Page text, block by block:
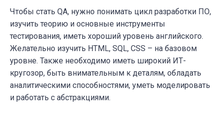
Чтобы стать QA, нужно понимать цикл разработки ПО,
изучить теорию и основные инструменты
тестирования, иметь хороший уровень английского.
Желательно изучить HTML, SQL, CSS – на базовом
уровне. Также необходимо иметь широкий ИТ-
кругозор, быть внимательным к деталям, обладать
аналитическими способностями, уметь моделировать
и работать с абстракциями.